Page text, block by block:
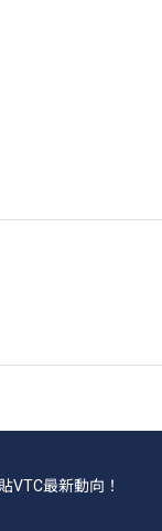
VTC最新動向！